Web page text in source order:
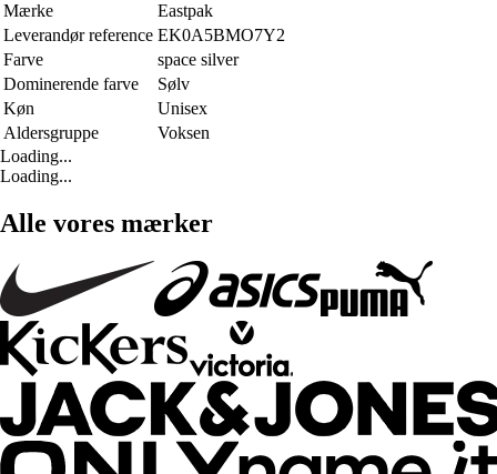
Mærke
Eastpak
Leverandør reference EK0A5BMO7Y2
Farve
space silver
Dominerende farve
Sølv
Køn
Unisex
Aldersgruppe
Voksen
Loading...
Loading...
Alle vores mærker